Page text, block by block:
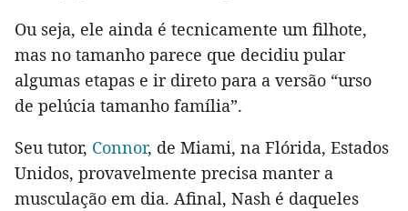
Ou seja, ele ainda é tecnicamente um filhote,
mas no tamanho parece que decidiu pular
algumas etapas e ir direto para a versão “urso
de pelúcia tamanho família”.
Seu tutor, Connor, de Miami, na Flórida, Estados
Unidos, provavelmente precisa manter a
musculação em dia. Afinal, Nash é daqueles